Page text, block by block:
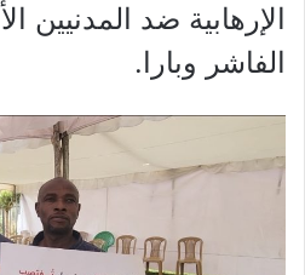
الإرهابية ضد المدنيين
الفاشر وبارا.